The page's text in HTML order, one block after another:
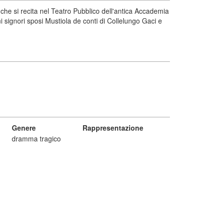
si recita nel Teatro Pubblico dell'antica Accademia
sposi Mustiola de conti di Collelungo Gaci e
Genere
Rappresentazione
dramma tragico